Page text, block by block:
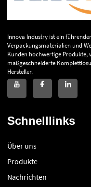
Innova Industry ist ein
Verpackungsmaterialien und
Kunden hochwertige Produkte,
maßgeschneiderte
Hersteller.
Schnelllinks
Über uns
Produkte
Nachrichten